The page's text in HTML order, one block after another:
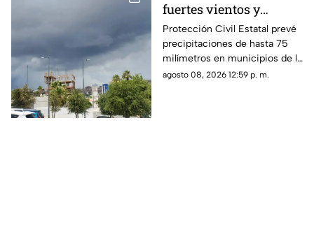
fuertes vientos y
temperaturas de hasta
39°C para Chihuahua
Protección Civil Estatal prevé
precipitaciones de hasta 75
milímetros en municipios de la
zona suroeste, además de
agosto 08, 2026 12:59 p. m.